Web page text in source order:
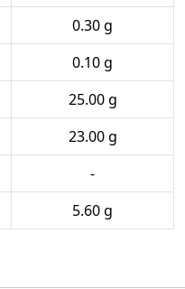
0.30 g
0.10 g
25.00 g
23.00 g
-
5.60 g